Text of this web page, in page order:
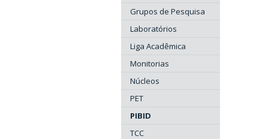
Grupos de Pesquisa
Laboratórios
Liga Acadêmica
Monitorias
Núcleos
PET
PIBID
TCC